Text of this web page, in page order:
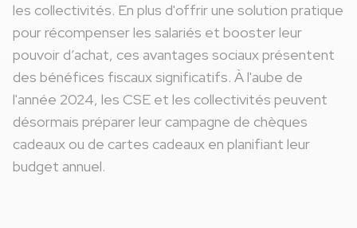
les collectivités. En plus d'offrir une solution pratique
pour récompenser les salariés et booster leur
pouvoir d’achat, ces avantages sociaux présentent
des bénéfices fiscaux significatifs. À l'aube de
l'année 2024, les CSE et les collectivités peuvent
désormais préparer leur campagne de chèques
cadeaux ou de cartes cadeaux en planifiant leur
budget annuel.